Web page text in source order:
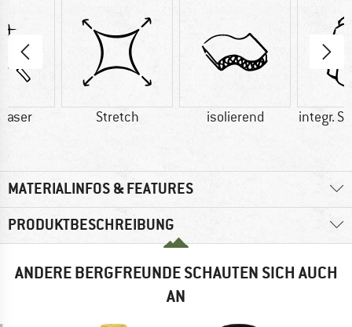
Stretch isolierend integr.
MATERIALINFOS & FEATURES
PRODUKTBESCHREIBUNG
ANDERE BERGFREUNDE SCHAUTEN SICH AUCH
AN